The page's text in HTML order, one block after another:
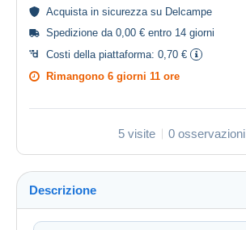
Acquista in sicurezzasu Delcampe
Spedizione da 0,00 € entro 14 giorni
Costi della piattaforma: 0,70 €
Rimangono 6 giorni 11 ore
5 visite 0 osservazioni
Descrizione